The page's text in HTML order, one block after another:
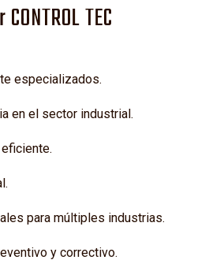
TEC
especializados.
en el sector industrial.
para múltiples industrias.
y correctivo.